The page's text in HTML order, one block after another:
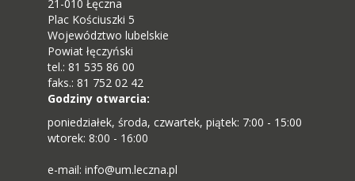
21-010 Łęczna
Plac Kościuszki 5
Województwo lubelskie
Powiat łęczyński
tel.: 81 535 86 00
faks.: 81 752 02 42
Godziny otwarcia:
poniedziałek, środa, czwartek, piątek: 7:00 - 15:00
wtorek: 8:00 - 16:00
e-mail: info@um.leczna.pl